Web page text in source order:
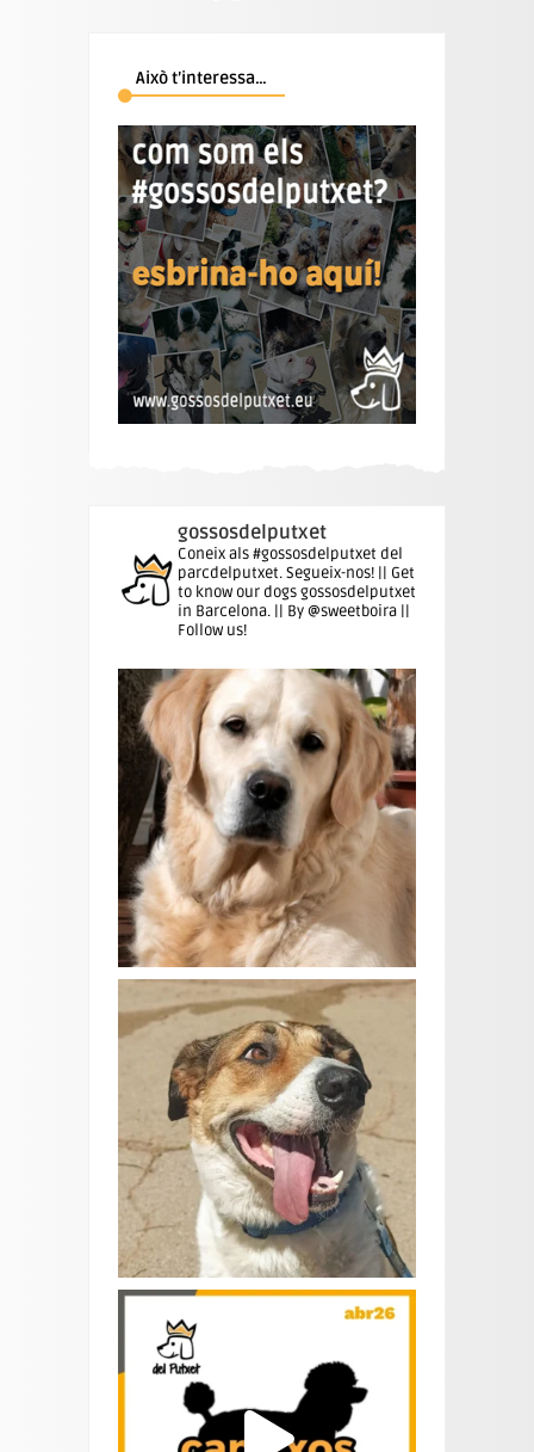
Això t’interessa…
gossosdelputxet
Coneix als #gossosdelputxet del
parcdelputxet. Segueix-nos! || Get
to know our dogs gossosdelputxet
in Barcelona. || By @sweetboira ||
Follow us!